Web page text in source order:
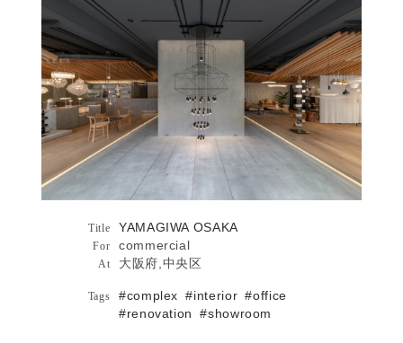
YAMAGIWA OSAKA
Architecture
Title YAMAGIWA OSAKA
For commercial
At 大阪府,中央区
Publications
ADF webmagazine 2022年2月9日
Japan-Architects 2022年2月8日
Tags #complex #interior #office
#renovation
#showroom